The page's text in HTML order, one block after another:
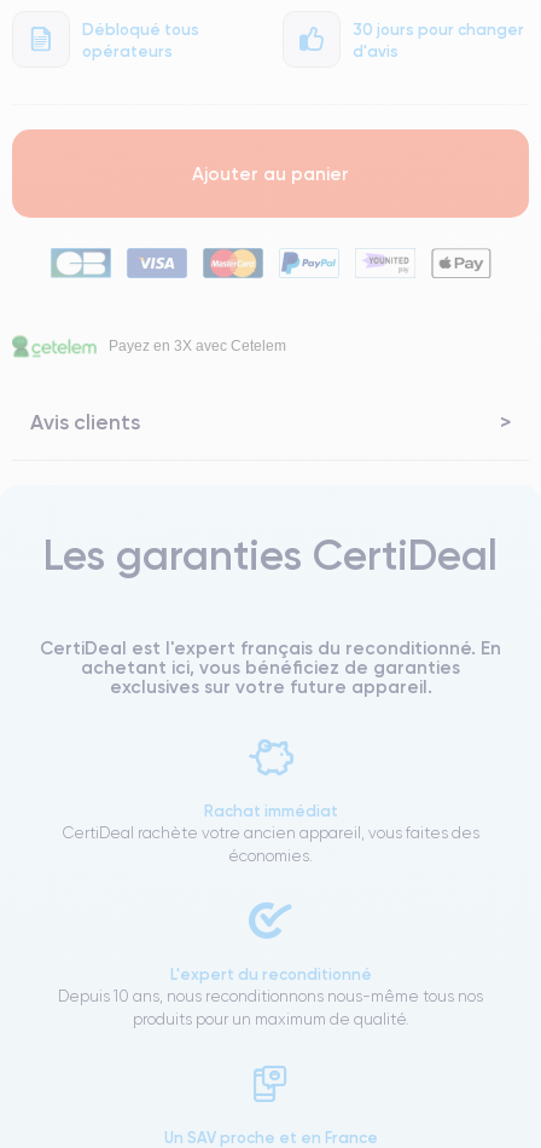
Débloqué tous
opérateurs
30 jours pour changer
d'avis
Ajouter au panier
Payez en 3X avec Cetelem
Avis clients
Les garanties CertiDeal
CertiDeal est l'expert français du reconditionné. En
achetant ici, vous bénéficiez de garanties
exclusives sur votre future appareil.
Rachat immédiat
CertiDeal rachète votre ancien appareil, vous faites des
économies.
L'expert du reconditionné
Depuis 10 ans, nous reconditionnons nous-même tous nos
produits pour un maximum de qualité.
Un SAV proche et en France